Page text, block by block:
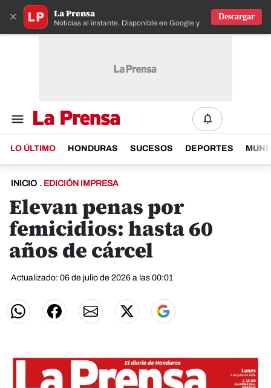
× La Prensa
Noticias al instante. Disponible en Google y IOS
Descargar
LO ÚLTIMO HONDURAS SUCESOS DEPORTES
INICIO . EDICIÓN IMPRESA
Elevan penas por
femicidios: hasta 60
años de cárcel
Actualizado: 06 de julio de 2026 a las 00:01